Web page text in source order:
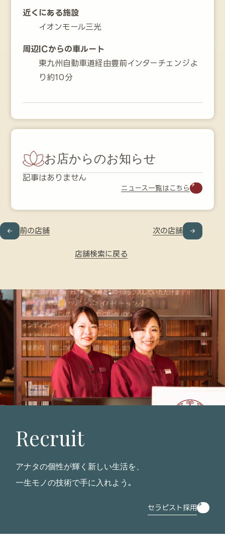
近くにある施設
イオンモール三光
周辺ICからの車ルート
東九州自動車道経由豊前インターチェンジよ
り約10分
お店からのお知らせ
記事はありません
ニュース一覧はこちら
店舗検索に戻る
前の店舗 次の店舗
Recruit
アナタの個性が輝く新しい生活を、
一生モノの技術で手に入れよう｡
セラピスト採用